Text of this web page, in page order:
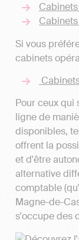
Si vous
cabinets
Pour ceux qui
ligne de
disponibles,
offrent la
et d'être
alternative
comptable
Magne-de-
s'occupe des